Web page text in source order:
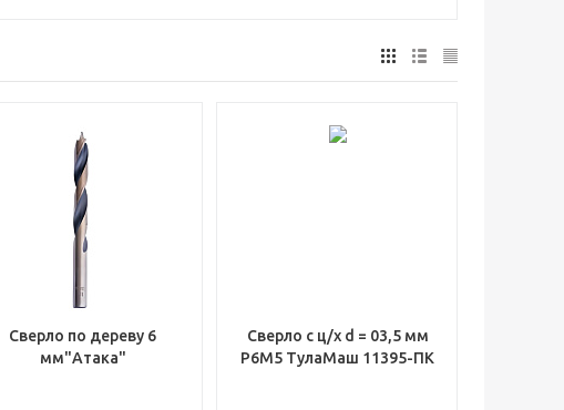
Сверло по дереву 6
мм"Атака"
Сверло с ц/х d = 03,5 мм
Р6М5 ТулаМаш 11395-ПК